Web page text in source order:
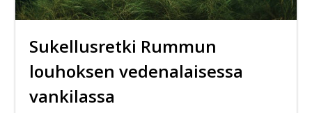
Sukellusretki Rummun
louhoksen vedenalaisessa
vankilassa